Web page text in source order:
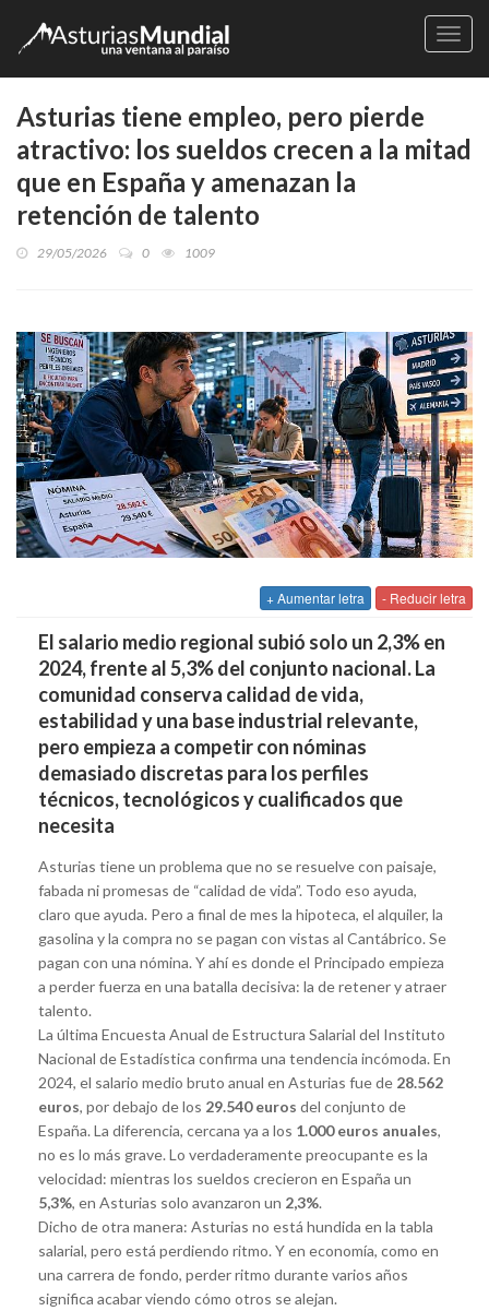
Asturias tiene empleo, pero pierde
atractivo: los sueldos crecen a la mitad
que en España y amenazan la
retención de talento
29/05/2026 0 1009
+ Aumentar letra - Reducir letra
El salario medio regional subió solo un 2,3% en
2024, frente al 5,3% del conjunto nacional. La
comunidad conserva calidad de vida,
estabilidad y una base industrial relevante,
pero empieza a competir con nóminas
demasiado discretas para los perfiles
técnicos, tecnológicos y cualificados que
necesita
Asturias tiene un problema que no se resuelve con paisaje,
fabada ni promesas de “calidad de vida”. Todo eso ayuda,
claro que ayuda. Pero a final de mes la hipoteca, el alquiler, la
gasolina y la compra no se pagan con vistas al Cantábrico. Se
pagan con una nómina. Y ahí es donde el Principado empieza
a perder fuerza en una batalla decisiva: la de retener y atraer
talento.
La última Encuesta Anual de Estructura Salarial del Instituto
Nacional de Estadística confirma una tendencia incómoda. En
2024, el salario medio bruto anual en Asturias fue de 28.562
euros, por debajo de los 29.540 euros del conjunto de
España. La diferencia, cercana ya a los 1.000 euros anuales,
no es lo más grave. Lo verdaderamente preocupante es la
velocidad: mientras los sueldos crecieron en España un
5,3%, en Asturias solo avanzaron un 2,3%.
Dicho de otra manera: Asturias no está hundida en la tabla
salarial, pero está perdiendo ritmo. Y en economía, como en
una carrera de fondo, perder ritmo durante varios años
significa acabar viendo cómo otros se alejan.